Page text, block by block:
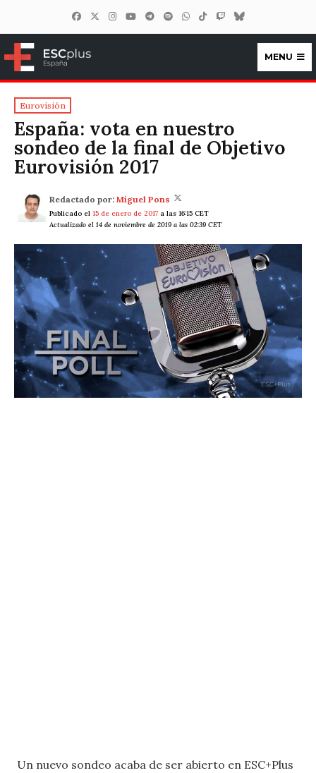
ESCplus España
MENU
Eurovisión
España: vota en nuestro
sondeo de la final de Objetivo
Eurovisión 2017
Redactado por: Miguel Pons
Publicado el 15 de enero de 2017 a las 16:15 CET
Actualizado el 14 de noviembre de 2019 a las 02:39 CET
Un nuevo sondeo acaba de ser abierto en ESC+Plus